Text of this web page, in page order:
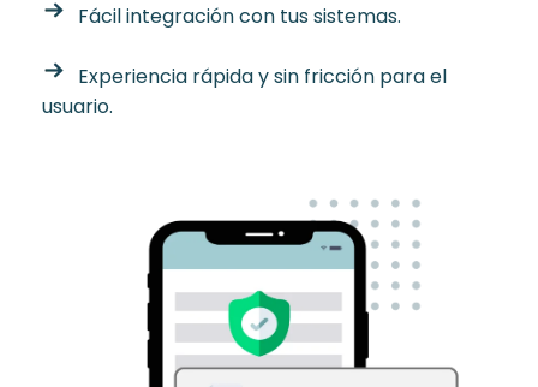
Fácil integración con tus sistemas.
Experiencia rápida y sin fricción para el
usuario.